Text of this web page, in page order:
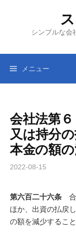
ツ
シンプルな会
メニュー
会社法第
又は持分
本金の額の
2022-08-15
第六百二十六条 合
ほか、出資の払戻
の額を減少すること